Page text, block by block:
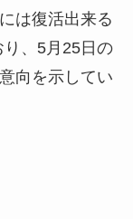
は復活出来る
、5月25日の
向を示してい